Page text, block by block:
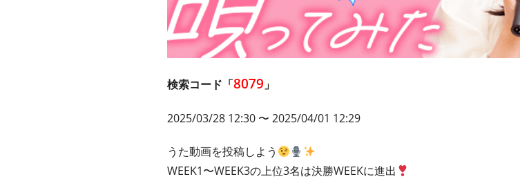
検索コード「8079 」
2025/03/28 12:30 〜 2025/04/01 12:29
うた動画を投稿しよう
WEEK1〜WEEK3の上位3名は決勝WEEKに進出